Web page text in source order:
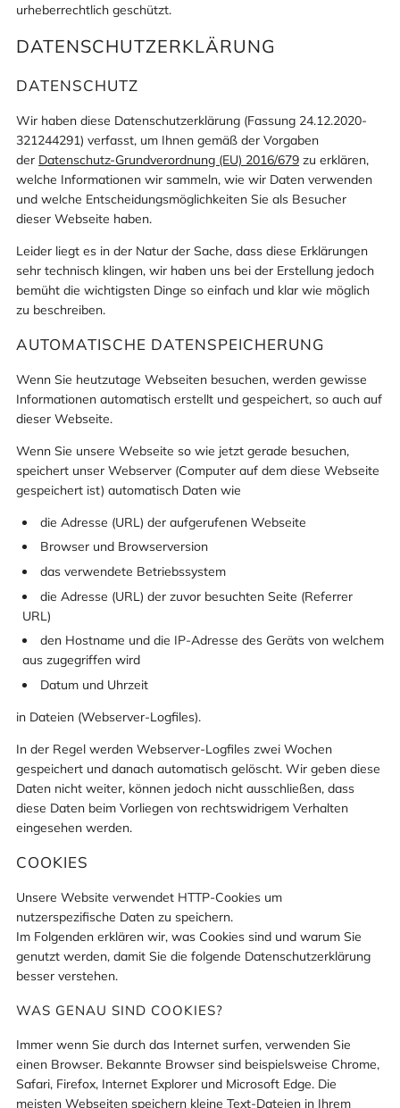
urheberrechtlich geschützt.
DATENSCHUTZERKLÄRUNG
DATENSCHUTZ
Wir haben diese Datenschutzerklärung (Fassung 24.12.2020-
321244291) verfasst, um Ihnen gemäß der Vorgaben
der Datenschutz-Grundverordnung (EU) 2016/679 zu erklären,
welche Informationen wir sammeln, wie wir Daten verwenden
und welche Entscheidungsmöglichkeiten Sie als Besucher
dieser Webseite haben.
Leider liegt es in der Natur der Sache, dass diese Erklärungen
sehr technisch klingen, wir haben uns bei der Erstellung jedoch
bemüht die wichtigsten Dinge so einfach und klar wie möglich
zu beschreiben.
AUTOMATISCHE DATENSPEICHERUNG
Wenn Sie heutzutage Webseiten besuchen, werden gewisse
Informationen automatisch erstellt und gespeichert, so auch auf
dieser Webseite.
Wenn Sie unsere Webseite so wie jetzt gerade besuchen,
speichert unser Webserver (Computer auf dem diese Webseite
gespeichert ist) automatisch Daten wie
die Adresse (URL) der aufgerufenen Webseite
Browser und Browserversion
das verwendete Betriebssystem
die Adresse (URL) der zuvor besuchten Seite (Referrer
URL)
den Hostname und die IP-Adresse des Geräts von welchem
aus zugegriffen wird
Datum und Uhrzeit
in Dateien (Webserver-Logfiles).
In der Regel werden Webserver-Logfiles zwei Wochen
gespeichert und danach automatisch gelöscht. Wir geben diese
Daten nicht weiter, können jedoch nicht ausschließen, dass
diese Daten beim Vorliegen von rechtswidrigem Verhalten
eingesehen werden.
COOKIES
Unsere Website verwendet HTTP-Cookies um
nutzerspezifische Daten zu speichern.
Im Folgenden erklären wir, was Cookies sind und warum Sie
genutzt werden, damit Sie die folgende Datenschutzerklärung
besser verstehen.
WAS GENAU SIND COOKIES?
Immer wenn Sie durch das Internet surfen, verwenden Sie
einen Browser. Bekannte Browser sind beispielsweise Chrome,
Safari, Firefox, Internet Explorer und Microsoft Edge. Die
meisten Webseiten speichern kleine Text-Dateien in Ihrem